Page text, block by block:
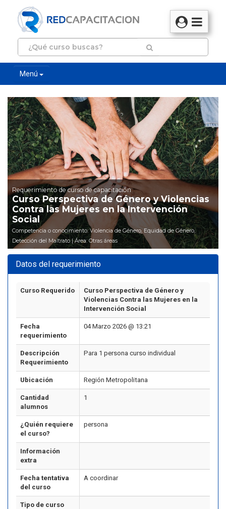
Menú
Requerimiento de curso de capacitación
Curso Perspectiva de Género y Violencias
Contra las Mujeres en la Intervención
Social
Competencia o conocimiento: Violencia de Género, Equidad de Género,
Detección del Maltrato | Área: Otras áreas
Datos del requerimiento
Curso Requerido
Curso Perspectiva de Género y
Violencias Contra las Mujeres en la
Intervención Social
Fecha
requerimiento
04 Marzo 2026 @ 13:21
Descripción
Requerimiento
Para 1 persona curso individual
Ubicación Región Metropolitana
Cantidad
alumnos
1
¿Quién requiere
el curso?
persona
Información
extra
Fecha tentativa
del curso
A coordinar
Tipo de curso